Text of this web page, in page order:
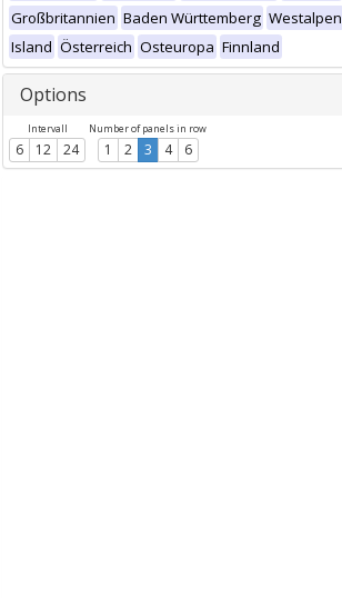
Großbritannien Baden Württemberg Westalpen
Island Österreich Osteuropa Finnland
Options
Intervall
6 12 24
Number of panels in row
1 2 3 4 6